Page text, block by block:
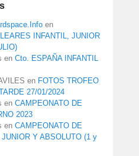
en
INFANTIL, JUNIOR
en Cto. ESPAÑA INFANTIL
en FOTOS TROFEO
27/01/2024
en CAMPEONATO DE
2023
en CAMPEONATO DE
Y ABSOLUTO (1 y